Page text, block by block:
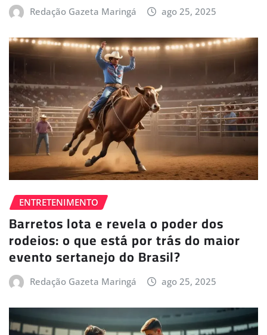
Redação Gazeta Maringá ago 25, 2025
ENTRETENIMENTO
Barretos lota e revela o poder dos
rodeios: o que está por trás do maior
evento sertanejo do Brasil?
Redação Gazeta Maringá ago 25, 2025